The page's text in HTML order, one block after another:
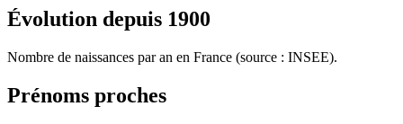
Évolution depuis 1900
Nombre de naissances par an en France (source : INSEE).
Prénoms proches